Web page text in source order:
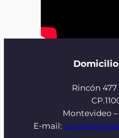
Rincón
Montevideo
E-mail: